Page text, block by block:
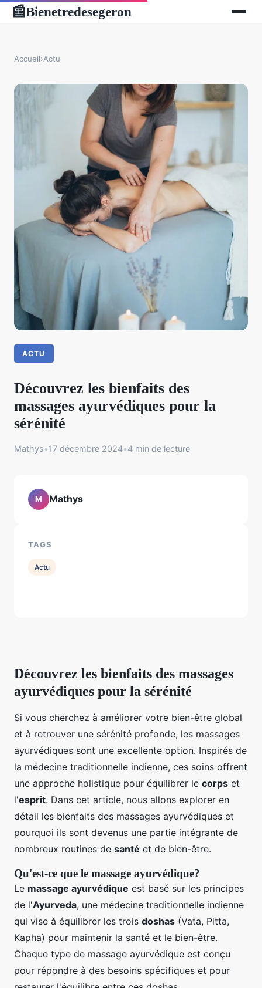
📰Bienetredesegeron
Accueil›Actu
ACTU
Découvrez les bienfaits des
massages ayurvédiques pour la
sérénité
Mathys•17 décembre 2024•4 min de lecture
Découvrez les bienfaits des massages
ayurvédiques pour la sérénité
Si vous cherchez à améliorer votre bien-être global
et à retrouver une sérénité profonde, les massages
ayurvédiques sont une excellente option. Inspirés de
la médecine traditionnelle indienne, ces soins offrent
une approche holistique pour équilibrer le corps et
l'esprit. Dans cet article, nous allons explorer en
détail les bienfaits des massages ayurvédiques et
pourquoi ils sont devenus une partie intégrante de
nombreux routines de santé et de bien-être.
Qu'est-ce que le massage ayurvédique?
Le massage ayurvédique est basé sur les principes
de l'Ayurveda, une médecine traditionnelle indienne
qui vise à équilibrer les trois doshas (Vata, Pitta,
Kapha) pour maintenir la santé et le bien-être.
Chaque type de massage ayurvédique est conçu
pour répondre à des besoins spécifiques et pour
M Mathys
TAGS
Actu